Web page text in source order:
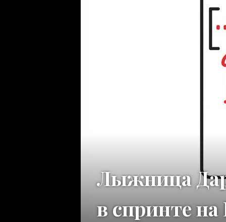
Лыжница
в спринте